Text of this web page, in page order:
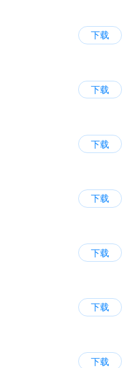
下载
下载
下载
下载
下载
下载
下载